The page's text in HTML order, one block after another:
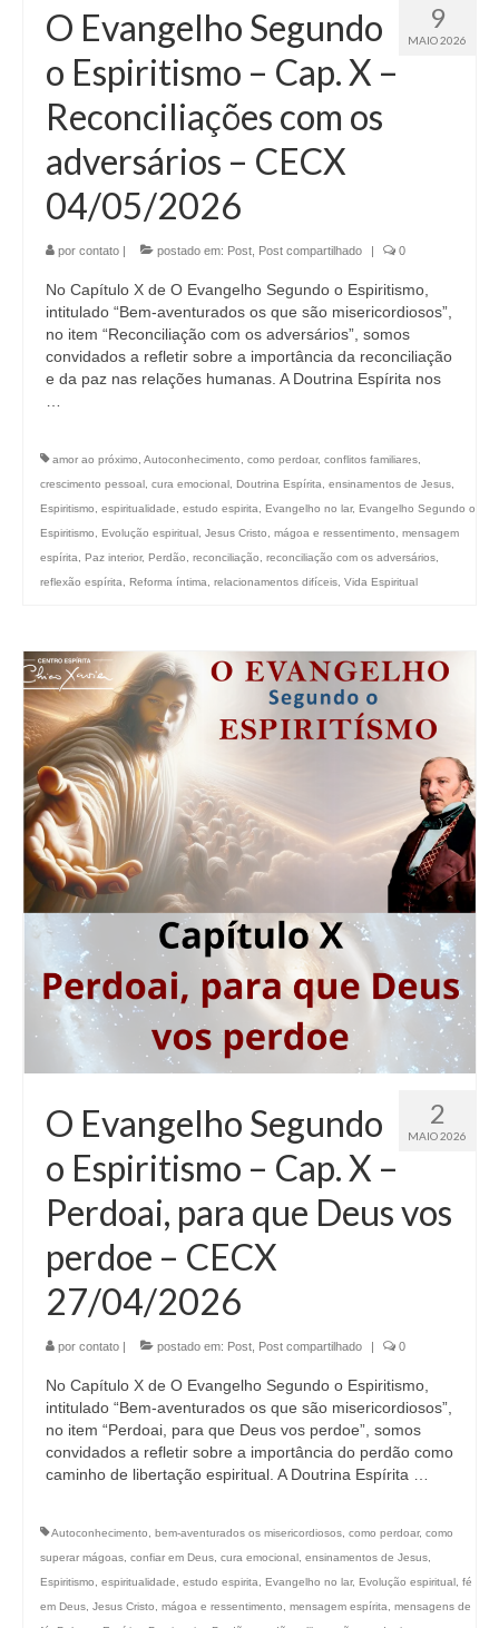
9
MAIO 2026
O Evangelho Segundo
o Espiritismo – Cap. X –
Reconciliações com os
adversários – CECX
04/05/2026
por contato | postado em: Post Post compartilhado | 0
No Capítulo X de O Evangelho Segundo o Espiritismo,
intitulado “Bem-aventurados os que são misericordiosos”,
no item “Reconciliação com os adversários”, somos
convidados a refletir sobre a importância da reconciliação
e da paz nas relações humanas. A Doutrina Espírita nos
amor ao próximo Autoconhecimento como perdoar, conflitos familiares
crescimento pessoal cura emocional Doutrina Espírita ensinamentos de Jesus
Espiritismo
espiritualidade estudo espirita Evangelho no lar, Evangelho Segundo o
Espiritismo
Evolução espiritual Jesus Cristo mágoa e ressentimento
mensagem
espírita
Paz interior, Perdão reconciliação reconciliação com os adversários
reflexão espírita
Reforma íntima relacionamentos difíceis Vida Espiritual
2
MAIO 2026
O Evangelho Segundo
o Espiritismo – Cap. X –
Perdoai, para que Deus vos
perdoe – CECX
27/04/2026
por contato | postado em: Post Post compartilhado | 0
No Capítulo X de O Evangelho Segundo o Espiritismo,
intitulado “Bem-aventurados os que são misericordiosos”,
no item “Perdoai, para que Deus vos perdoe”, somos
convidados a refletir sobre a importância do perdão como
caminho de libertação espiritual. A Doutrina Espírita …
Autoconhecimento bem-aventurados os misericordiosos como perdoar, como
superar mágoas confiar em Deus cura emocional ensinamentos de Jesus
Espiritismo
espiritualidade estudo espirita Evangelho no lar, Evolução espiritual fé
em Deus Jesus Cristo mágoa e ressentimento mensagem espírita
mensagens de